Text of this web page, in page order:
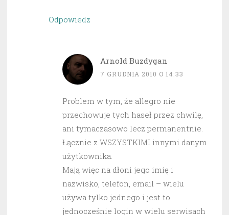
Odpowiedz
Arnold Buzdygan
7 GRUDNIA 2010 O 14:33
Problem w tym, że allegro nie
przechowuje tych haseł przez chwilę,
ani tymaczasowo lecz permanentnie.
Łącznie z WSZYSTKIMI innymi danym
użytkownika.
Mają więc na dłoni jego imię i
nazwisko, telefon, email – wielu
używa tylko jednego i jest to
jednocześnie login w wielu serwisach